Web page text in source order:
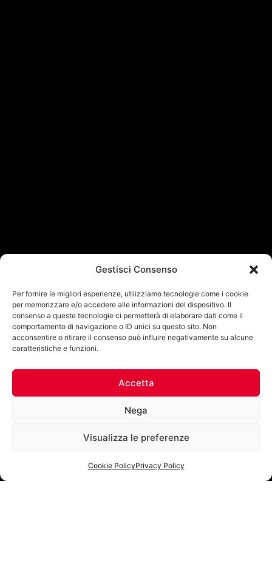
Gestisci Consenso
Per fornire le migliori esperienze, utilizziamo tecnologie come i cookie
per memorizzare e/o accedere alle informazioni del dispositivo. Il
consenso a queste tecnologie ci permetterà di elaborare dati come il
comportamento di navigazione o ID unici su questo sito. Non
acconsentire o ritirare il consenso può influire negativamente su alcune
caratteristiche e funzioni.
Accetta
Nega
Visualizza le preferenze
Cookie PolicyPrivacy Policy